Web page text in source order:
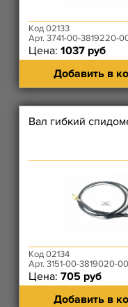
Код 02133
Арт. 3741-00-3819220-
Цена: 1037 руб
Добавить в
Вал гибкий
Код 02134
Арт. 3151-00-3819020-00
Цена: 705 руб
Добавить в